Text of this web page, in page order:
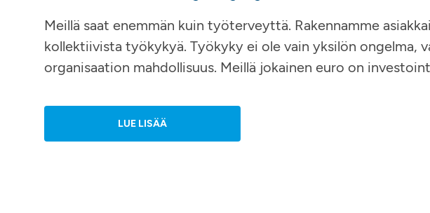
Meillä saat enemmän kuin työterveyttä. Rakennamme
kollektiivista työkykyä. Työkyky ei ole vain yksilön ongelma,
organisaation mahdollisuus. Meillä jokainen euro on
LUE LISÄÄ